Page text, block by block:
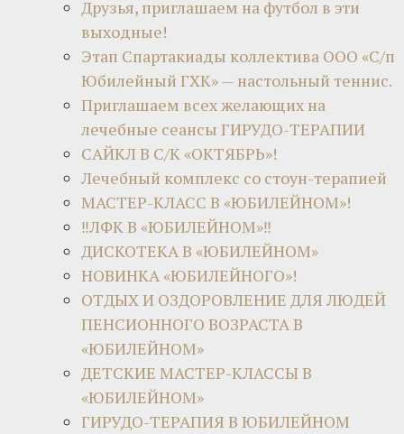
Друзья, приглашаем на футбол в эти
выходные!
Этап Спартакиады коллектива ООО «С/п
Юбилейный ГХК» — настольный теннис.
Приглашаем всех желающих на
лечебные сеансы ГИРУДО-ТЕРАПИИ
САЙКЛ В С/К «ОКТЯБРЬ»!
Лечебный комплекс со стоун-терапией
МАСТЕР-КЛАСС В «ЮБИЛЕЙНОМ»!
‼ЛФК В «ЮБИЛЕЙНОМ»‼
ДИСКОТЕКА В «ЮБИЛЕЙНОМ»
НОВИНКА «ЮБИЛЕЙНОГО»!
ОТДЫХ И ОЗДОРОВЛЕНИЕ ДЛЯ ЛЮДЕЙ
ПЕНСИОННОГО ВОЗРАСТА В
«ЮБИЛЕЙНОМ»
ДЕТСКИЕ МАСТЕР-КЛАССЫ В
«ЮБИЛЕЙНОМ»
ГИРУДО-ТЕРАПИЯ В ЮБИЛЕЙНОМ